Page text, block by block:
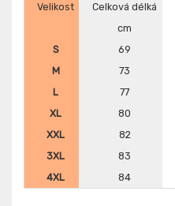
Velikost Celková délká
cm
S
69
M
73
L
77
XL
80
XXL
82
3XL
83
4XL
84